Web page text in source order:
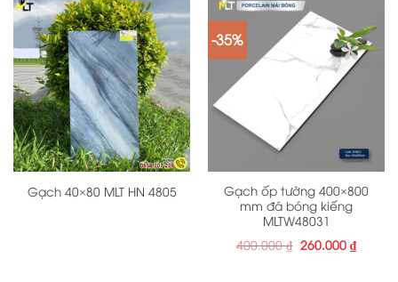
Gạch 40×80 MLT HN 4805
-35%
Gạch ốp tường 400×800
mm đá bóng kiếng
MLTW48031
400.000₫ Giá
gốc
260.000 ₫Giá
hiện